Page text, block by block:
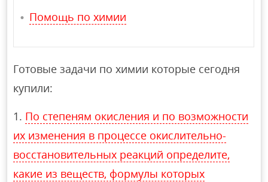
Помощь по химии
Готовые задачи по химии которые сегодня
купили:
По степеням окисления и по возможности
их изменения в процессе окислительно-
восстановительных реакций определите,
какие из веществ, формулы которых